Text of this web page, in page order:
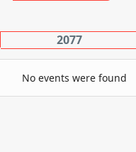
2077
No events were found